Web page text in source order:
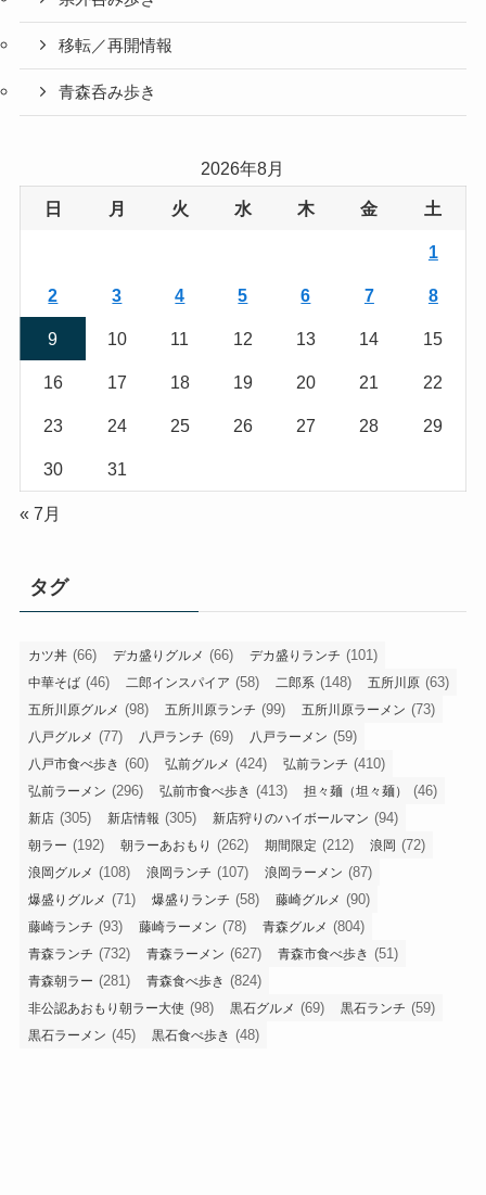
移転／再開情報
青森呑み歩き
2026年8月
日 月 火 水 木 金 土
1
2 3 4 5 6 7 8
9 10 11 12 13 14 15
16 17 18 19 20 21 22
23 24 25 26 27 28 29
30 31
« 7月
タグ
カツ丼 (66) デカ盛りグルメ (66) デカ盛りランチ (101)
中華そば (46) 二郎インスパイア (58) 二郎系 (148) 五所川原 (63)
五所川原グルメ (98) 五所川原ランチ (99) 五所川原ラーメン (73)
八戸グルメ (77) 八戸ランチ (69) 八戸ラーメン (59)
八戸市食べ歩き (60) 弘前グルメ (424) 弘前ランチ (410)
弘前ラーメン (296) 弘前市食べ歩き (413) 担々麺（坦々麺） (46)
新店 (305) 新店情報 (305) 新店狩りのハイボールマン (94)
朝ラー (192) 朝ラーあおもり (262) 期間限定 (212) 浪岡 (72)
浪岡グルメ (108) 浪岡ランチ (107) 浪岡ラーメン (87)
爆盛りグルメ (71) 爆盛りランチ (58) 藤崎グルメ (90)
藤崎ランチ (93) 藤崎ラーメン (78) 青森グルメ (804)
青森ランチ (732) 青森ラーメン (627) 青森市食べ歩き (51)
青森朝ラー (281) 青森食べ歩き (824)
非公認あおもり朝ラー大使 (98) 黒石グルメ (69) 黒石ランチ (59)
黒石ラーメン (45) 黒石食べ歩き (48)